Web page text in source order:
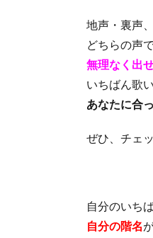
地声・裏声、
どちらの声
無理なく出
いちばん歌
あなたに合
ぜひ、チェ
自分のいち
自分の階名